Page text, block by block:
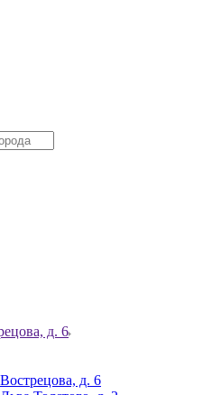
д. 6
Вострецова, д. 6